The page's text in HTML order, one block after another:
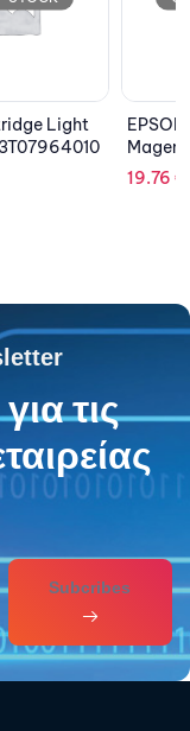
Cartridge
C13T07934010
τις
Subcribes